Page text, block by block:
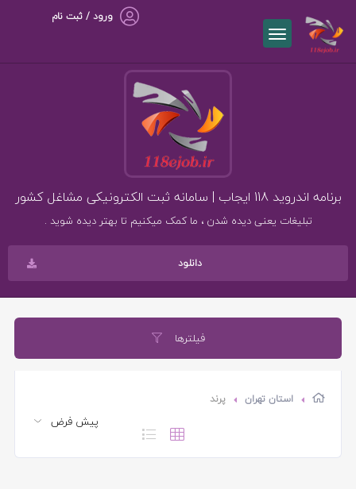
ورود / ثبت نام
برنامه اندروید 118 ایجاب | سامانه ثبت الکترونیکی مشاغل کشور
تبلیغات یعنی دیده شدن ، ما کمک میکنیم تا بهتر دیده شوید .
دانلود
فیلترها
استان تهران پرند